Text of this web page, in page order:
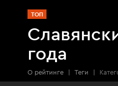
ТОП
года
О рейтинге | Теги |